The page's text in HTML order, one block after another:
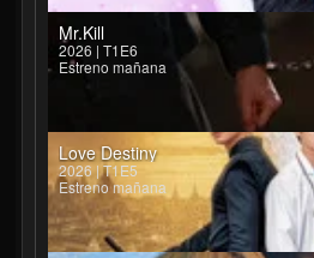
Mr.Kill
2026 | T1E6
Estreno mañana
Love Destiny
2026 | T1E5
Estreno mañana